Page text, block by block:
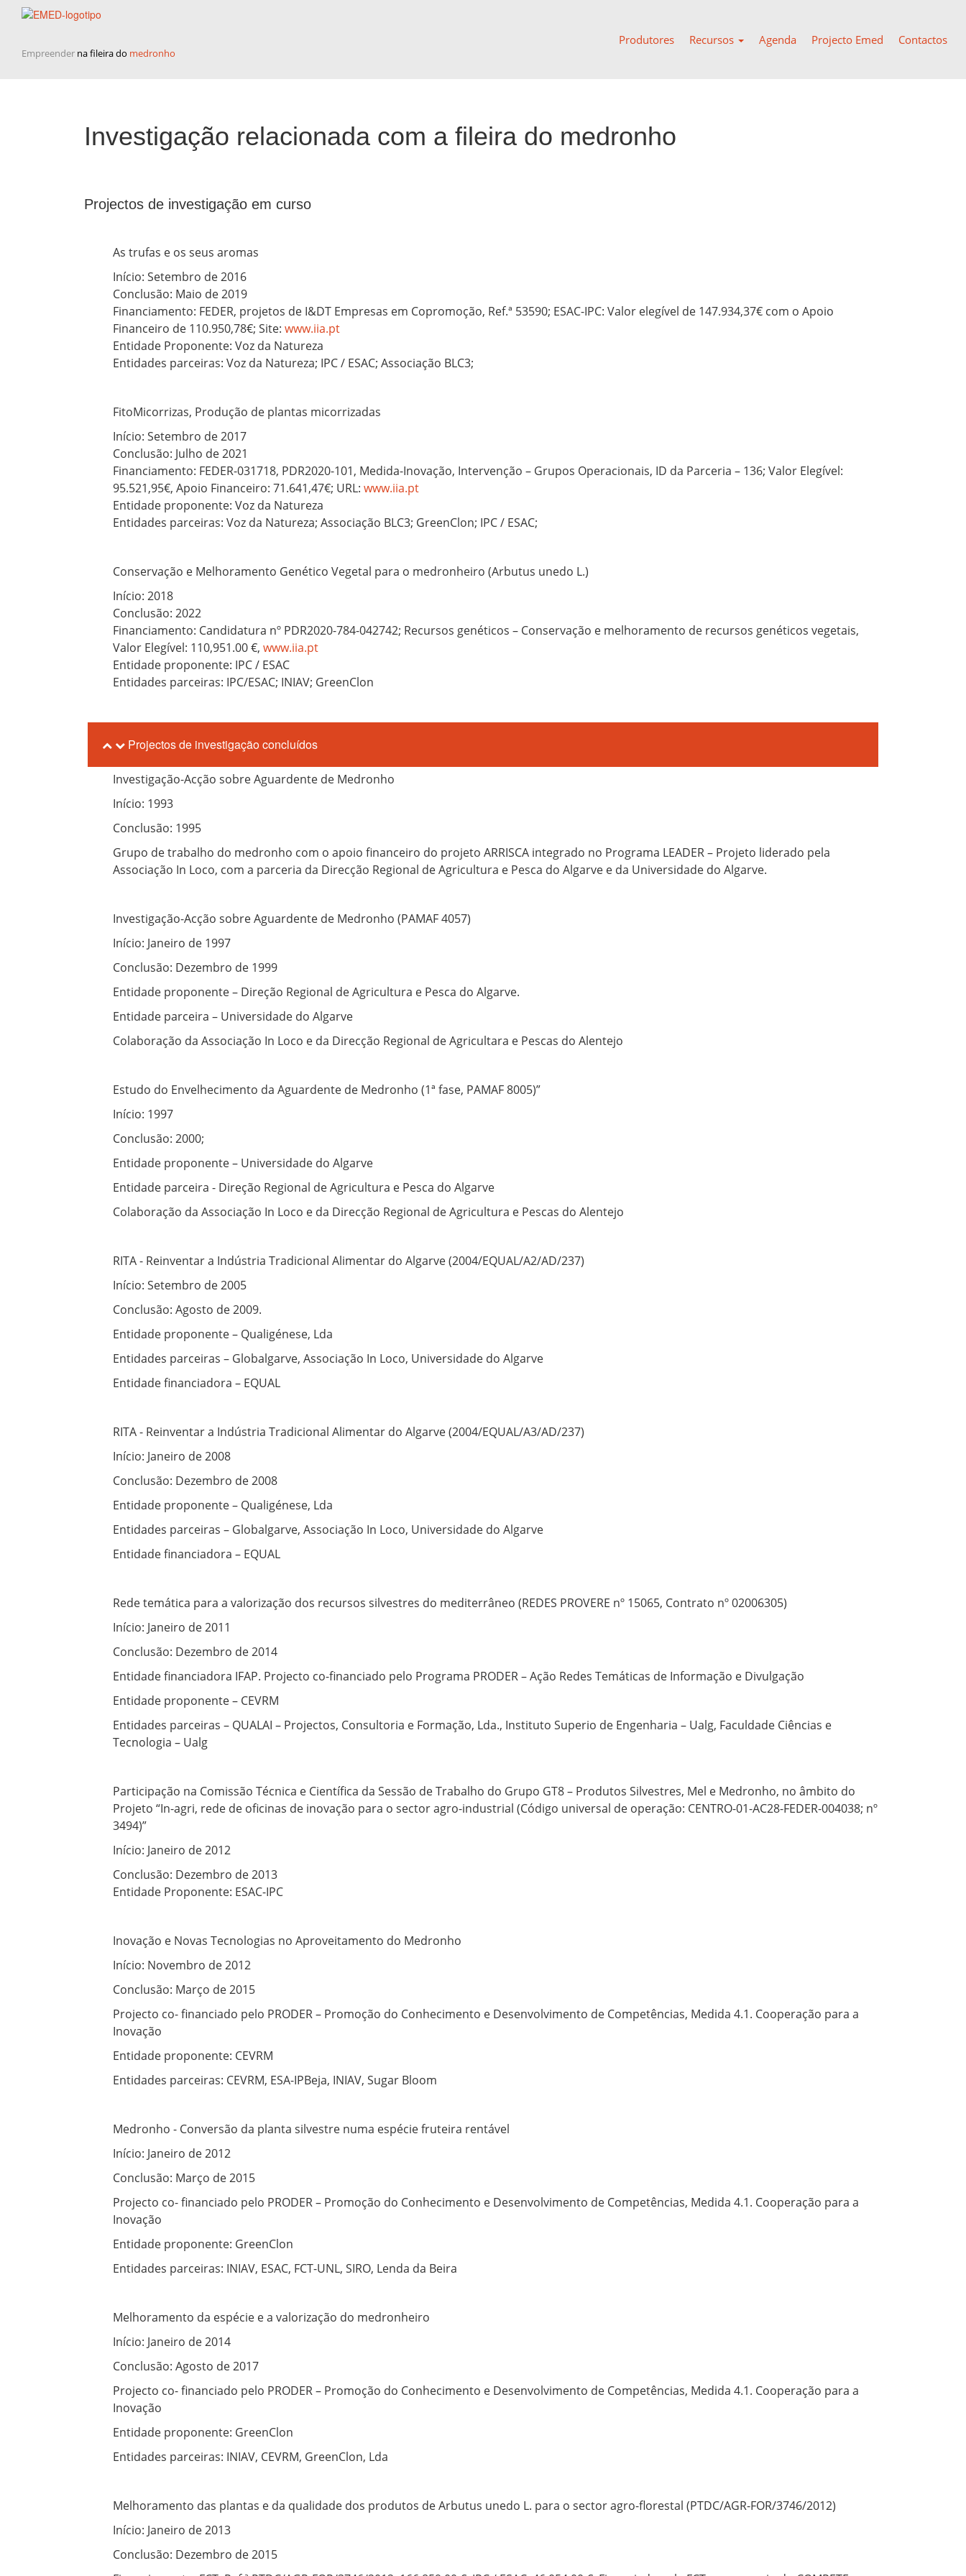
Empreender na fileira do medronho
Produtores Recursos Agenda Projecto Emed Contactos
Investigação relacionada com a fileira do medronho
Projectos de investigação em curso
As trufas e os seus aromas
Início: Setembro de 2016
Conclusão: Maio de 2019
Financiamento: FEDER, projetos de I&DT Empresas em Copromoção, Ref.ª 53590; ESAC-IPC: Valor elegível de 147.934,37€ com o Apoio
Financeiro de 110.950,78€; Site: www.iia.pt
Entidade Proponente: Voz da Natureza
Entidades parceiras: Voz da Natureza; IPC / ESAC; Associação BLC3;
FitoMicorrizas, Produção de plantas micorrizadas
Início: Setembro de 2017
Conclusão: Julho de 2021
Financiamento: FEDER-031718, PDR2020-101, Medida-Inovação, Intervenção – Grupos Operacionais, ID da Parceria – 136; Valor Elegível:
95.521,95€, Apoio Financeiro: 71.641,47€; URL: www.iia.pt
Entidade proponente: Voz da Natureza
Entidades parceiras: Voz da Natureza; Associação BLC3; GreenClon; IPC / ESAC;
Conservação e Melhoramento Genético Vegetal para o medronheiro (Arbutus unedo L.)
Início: 2018
Conclusão: 2022
Financiamento: Candidatura nº PDR2020-784-042742; Recursos genéticos – Conservação e melhoramento de recursos genéticos vegetais,
Valor Elegível: 110,951.00 €, www.iia.pt
Entidade proponente: IPC / ESAC
Entidades parceiras: IPC/ESAC; INIAV; GreenClon
Projectos de investigação concluídos
Investigação-Acção sobre Aguardente de Medronho
Início: 1993
Conclusão: 1995
Grupo de trabalho do medronho com o apoio financeiro do projeto ARRISCA integrado no Programa LEADER – Projeto liderado pela
Associação In Loco, com a parceria da Direcção Regional de Agricultura e Pesca do Algarve e da Universidade do Algarve.
Investigação-Acção sobre Aguardente de Medronho (PAMAF 4057)
Início: Janeiro de 1997
Conclusão: Dezembro de 1999
Entidade proponente – Direção Regional de Agricultura e Pesca do Algarve.
Entidade parceira – Universidade do Algarve
Colaboração da Associação In Loco e da Direcção Regional de Agricultara e Pescas do Alentejo
Estudo do Envelhecimento da Aguardente de Medronho (1ª fase, PAMAF 8005)”
Início: 1997
Conclusão: 2000;
Entidade proponente – Universidade do Algarve
Entidade parceira - Direção Regional de Agricultura e Pesca do Algarve
Colaboração da Associação In Loco e da Direcção Regional de Agricultura e Pescas do Alentejo
RITA - Reinventar a Indústria Tradicional Alimentar do Algarve (2004/EQUAL/A2/AD/237)
Início: Setembro de 2005
Conclusão: Agosto de 2009.
Entidade proponente – Qualigénese, Lda
Entidades parceiras – Globalgarve, Associação In Loco, Universidade do Algarve
Entidade financiadora – EQUAL
RITA - Reinventar a Indústria Tradicional Alimentar do Algarve (2004/EQUAL/A3/AD/237)
Início: Janeiro de 2008
Conclusão: Dezembro de 2008
Entidade proponente – Qualigénese, Lda
Entidades parceiras – Globalgarve, Associação In Loco, Universidade do Algarve
Entidade financiadora – EQUAL
Rede temática para a valorização dos recursos silvestres do mediterrâneo (REDES PROVERE nº 15065, Contrato nº 02006305)
Início: Janeiro de 2011
Conclusão: Dezembro de 2014
Entidade financiadora IFAP. Projecto co-financiado pelo Programa PRODER – Ação Redes Temáticas de Informação e Divulgação
Entidade proponente – CEVRM
Entidades parceiras – QUALAI – Projectos, Consultoria e Formação, Lda., Instituto Superio de Engenharia – Ualg, Faculdade Ciências e
Tecnologia – Ualg
Participação na Comissão Técnica e Científica da Sessão de Trabalho do Grupo GT8 – Produtos Silvestres, Mel e Medronho, no âmbito do
Projeto “In-agri, rede de oficinas de inovação para o sector agro-industrial (Código universal de operação: CENTRO-01-AC28-FEDER-004038; nº
3494)”
Início: Janeiro de 2012
Conclusão: Dezembro de 2013
Entidade Proponente: ESAC-IPC
Inovação e Novas Tecnologias no Aproveitamento do Medronho
Início: Novembro de 2012
Conclusão: Março de 2015
Projecto co- financiado pelo PRODER – Promoção do Conhecimento e Desenvolvimento de Competências, Medida 4.1. Cooperação para a
Inovação
Entidade proponente: CEVRM
Entidades parceiras: CEVRM, ESA-IPBeja, INIAV, Sugar Bloom
Medronho - Conversão da planta silvestre numa espécie fruteira rentável
Início: Janeiro de 2012
Conclusão: Março de 2015
Projecto co- financiado pelo PRODER – Promoção do Conhecimento e Desenvolvimento de Competências, Medida 4.1. Cooperação para a
Inovação
Entidade proponente: GreenClon
Entidades parceiras: INIAV, ESAC, FCT-UNL, SIRO, Lenda da Beira
Melhoramento da espécie e a valorização do medronheiro
Início: Janeiro de 2014
Conclusão: Agosto de 2017
Projecto co- financiado pelo PRODER – Promoção do Conhecimento e Desenvolvimento de Competências, Medida 4.1. Cooperação para a
Inovação
Entidade proponente: GreenClon
Entidades parceiras: INIAV, CEVRM, GreenClon, Lda
Melhoramento das plantas e da qualidade dos produtos de Arbutus unedo L. para o sector agro-florestal (PTDC/AGR-FOR/3746/2012)
Início: Janeiro de 2013
Conclusão: Dezembro de 2015